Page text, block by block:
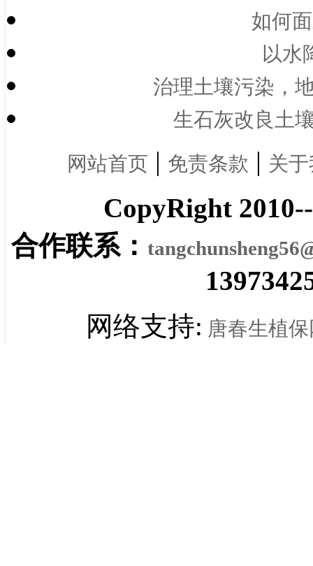
如何
以水
治理土壤污染，
生石灰改良土
网站首页 | 免责条款 | 关
CopyRight
合作联系：
网络支持: 唐春生植